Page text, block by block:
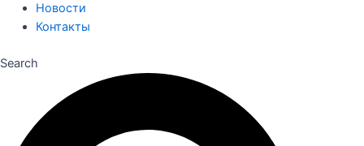
Новости
Контакты
Search